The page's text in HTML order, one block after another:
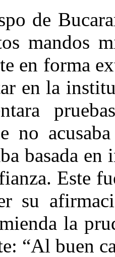
de
mandos
en forma
en la
no
basada
Este
su
la
“Al buen